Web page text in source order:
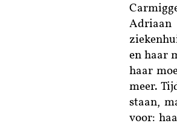
en haar
haar
meer.
staan,
voor: